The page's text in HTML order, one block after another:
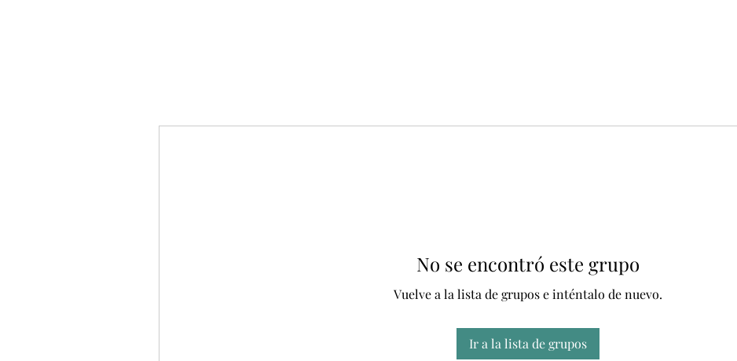
No se encontró este grupo
Vuelve a la lista de grupos e inténtalo de nuevo.
Ir a la lista de grupos